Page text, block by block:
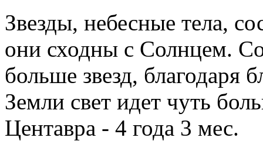
Звезды, небесные тела,
они сходны с Солнцем.
больше звезд, благодаря
Земли свет идет чуть
Центавра - 4 года 3 мес.